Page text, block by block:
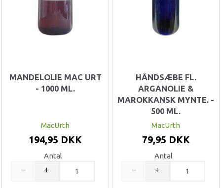
MANDELOLIE MAC URT
- 1000 ML.
MacUrth
194,95 DKK
Antal
HÅNDSÆBE FL.
ARGANOLIE &
MAROKKANSK MYNTE. -
500 ML.
MacUrth
79,95 DKK
Antal